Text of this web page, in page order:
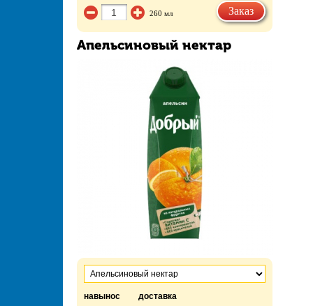
260 мл Заказ
Апельсиновый нектар
навынос доставка